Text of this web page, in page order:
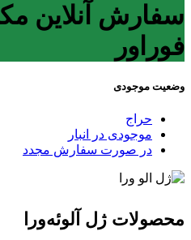
سفارش آنلاین
فوراور
وضعیت موجودی
حراج
موجودی در انبار
در صورت سفارش مجدد
محصولات ژل آلوئه‌ورا